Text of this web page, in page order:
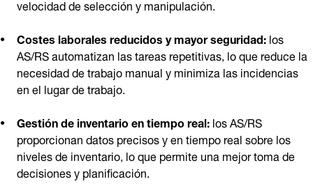
Costes laborales reducidos y mayor seguridad:los
AS/RS automatizan las tareas repetitivas, lo que reduce la
necesidad de trabajo manual y minimiza las incidencias
en el lugar de trabajo.
Gestión de inventario en tiempo real:los AS/RS
proporcionan datos precisos y en tiempo real sobre los
niveles de inventario, lo que permite una mejor toma de
decisiones y planificación.